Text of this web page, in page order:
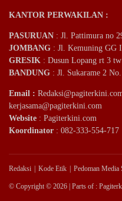
KANTOR PERWAKILAN :
PASURUAN : Jl. Pattimura no
JOMBANG : Jl. Kemuning GG
GRESIK : Dusun Lopang rt 3
BANDUNG : Jl. Sukarame 2
Email :
kerjasama@pagiterkini.com
Website : Pagiterkini.com
Koordinator : 082-333-554-717
Redaksi Kode Etik Pedoman Media
© Copyright © 2026 | Parts of :